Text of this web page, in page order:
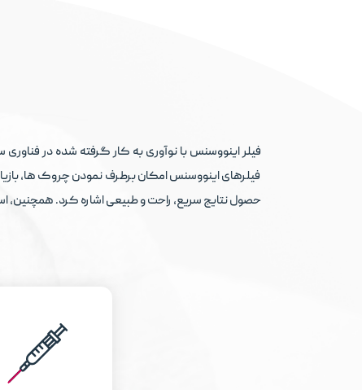
فیلر اینووسنس با نوآوری به کار گرفته شده در
فیلرهای اینووسنس امکان برطرف نمودن چروک ها،
حصول نتایج سریع، راحت و طبیعی اشاره کرد. همچنین،